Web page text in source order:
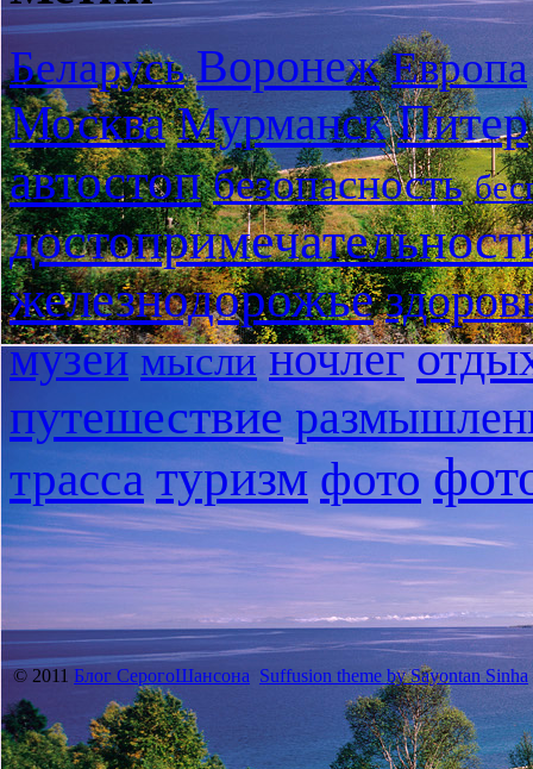
Беларусь Воронеж Европа
Москва Мурманск Питер
автостоп безопасность
железнодорожье
музеи мысли ночлег
путешествие
трасса туризм фото
© 2011 Блог СерогоШансона Suffusion theme by Sayontan Sinha